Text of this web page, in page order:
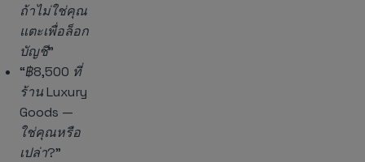
ถ้าไม่ใช่คุณ
แตะเพื่อล็อก
บัญชี”
“฿8,500 ที่
ร้าน Luxury
Goods —
ใช่คุณหรือ
เปล่า?”